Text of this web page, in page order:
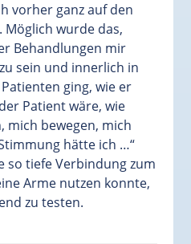
vorher ganz auf den
wurde das,
Behandlungen mir
sein und innerlich in
ging, wie er
Patient wäre, wie
mich bewegen, mich
hätte ich …“
so tiefe Verbindung zum
Arme nutzen konnte,
zu testen.